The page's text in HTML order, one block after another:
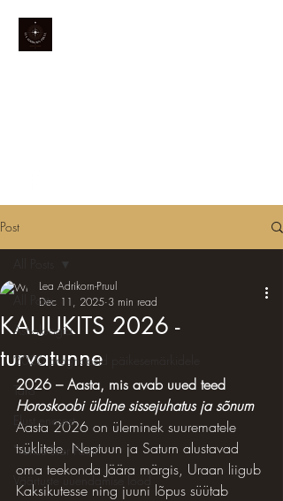
Post
All Posts
Astroloogia
2026 prognoosid päikesemärkidele
Taro
Elust enesest
"Venus Star Point"
Väärtuste uuendamise lood
KALJUKITS 2026 -
turvatunne
Lea Adrikorn-Pruul
Dec 11, 2025 3 min read
2026 – Aasta, mis avab uued teed
Horoskoobi üldine sissejuhatus ja sõnum
Aasta 2026 on üleminek suurematele
tsüklitele. Neptuun ja Saturn alustavad
oma teekonda Jäära märgis, Uraan liigub
Kaksikutesse ning juuni lõpus süütab